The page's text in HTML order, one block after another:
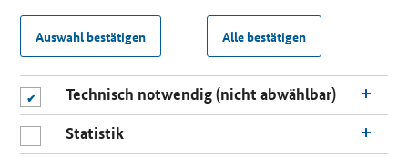
Auswahl bestätigen Alle bestätigen
Technisch notwendig (nicht abwählbar)
Statistik